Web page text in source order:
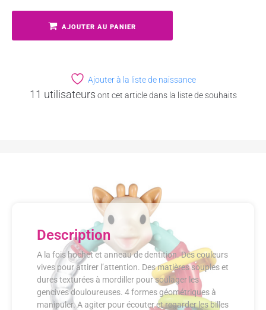
AJOUTER AU PANIER
Ajouter à la liste de naissance
11 utilisateurs ont cet article dans la liste de souhaits
Description
A la fois hochet et anneau de dentition. Des couleurs
vives pour attirer l’attention. Des matières souples et
dures texturées à mordiller pour soulager les
gencives douloureuses. 4 formes géométriques à
manipuler. A agiter pour écouter et regarder les billes